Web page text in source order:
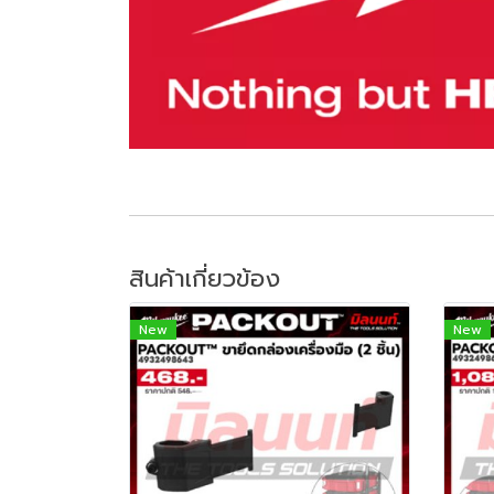
สินค้าเกี่ยวข้อง
New New